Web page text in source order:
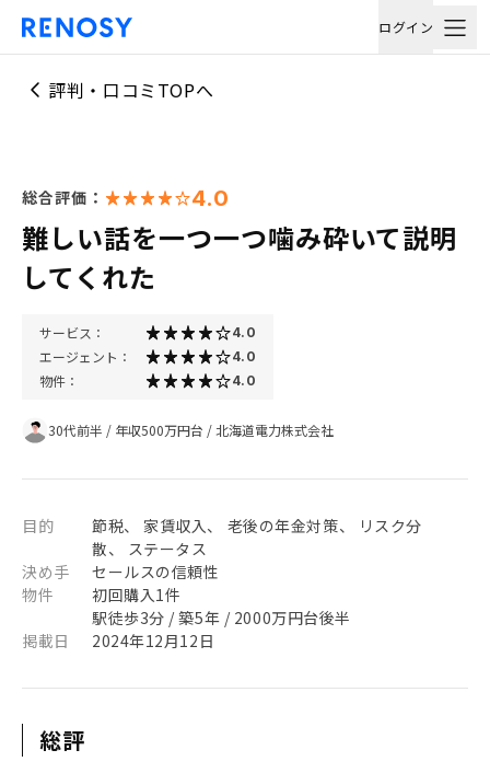
ログイン
評判・口コミTOPへ
総合評価： 4.0
難しい話を一つ一つ噛み砕いて説明
してくれた
サービス： 4.0
エージェント： 4.0
物件： 4.0
30代前半 / 年収500万円台 / 北海道電力株式会社
目的
節税、 家賃収入、 老後の年金対策、 リスク分
散、 ステータス
決め手
セールスの信頼性
物件
初回購入1件
駅徒歩3分 / 築5年 / 2000万円台後半
掲載日
2024年12月12日
総評